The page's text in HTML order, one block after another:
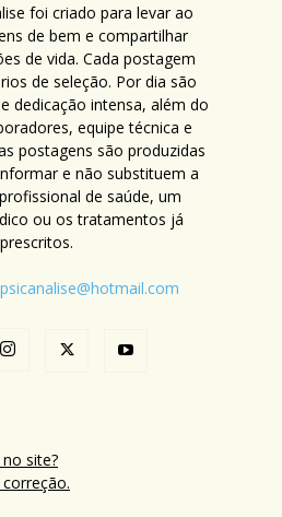
foi criado para levar ao
de bem e compartilhar
de vida. Cada postagem
de seleção. Por dia são
dedicação intensa, além do
equipe técnica e
postagens são produzidas
e não substituem a
de saúde, um
ou os tratamentos já
prescritos.
site?